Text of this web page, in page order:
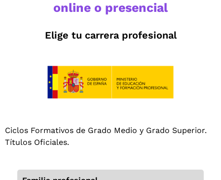
online o presencial
Elige tu carrera profesional
Ciclos Formativos de Grado Medio y Grado Superior.
Títulos Oficiales.